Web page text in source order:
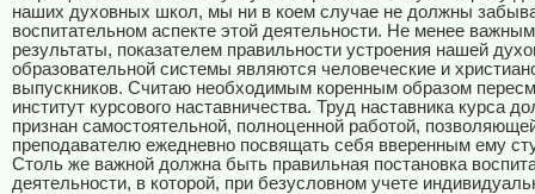
наших духовных школ, мы ни в коем случае не должны
воспитательном аспекте этой деятельности. Не менее
результаты, показателем правильности устроения нашей
образовательной системы являются человеческие и
выпускников. Считаю необходимым коренным образом
институт курсового наставничества. Труд наставника курса
признан самостоятельной, полноценной работой,
преподавателю ежедневно посвящать себя вверенным ему
Столь же важной должна быть правильная постановка
деятельности, в которой, при безусловном учете